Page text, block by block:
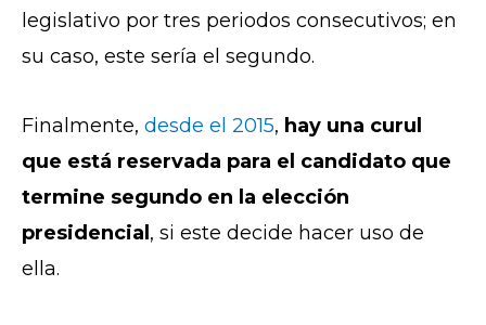
legislativo por tres periodos consecutivos; en
su caso, este sería el segundo.
Finalmente, desde el 2015, hay una curul
que está reservada para el candidato que
termine segundo en la elección
presidencial , si este decide hacer uso de
ella.